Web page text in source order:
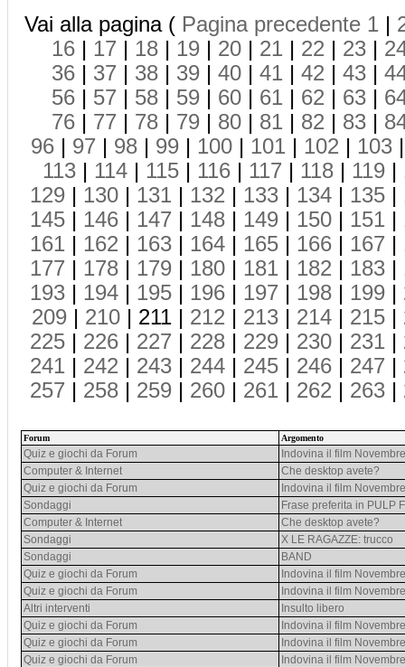
Vai alla pagina ( Pagina precedente 1 |
16 | 17 | 18 | 19 | 20 | 21 | 22 | 23 |
36 | 37 | 38 | 39 | 40 | 41 | 42 | 43 |
56 | 57 | 58 | 59 | 60 | 61 | 62 | 63 |
76 | 77 | 78 | 79 | 80 | 81 | 82 | 83 |
96 | 97 | 98 | 99 | 100 | 101 | 102 | 103
113 | 114 | 115 | 116 | 117 | 118 | 119 |
129 | 130 | 131 | 132 | 133 | 134 | 135 |
145 | 146 | 147 | 148 | 149 | 150 | 151 |
161 | 162 | 163 | 164 | 165 | 166 | 167 |
177 | 178 | 179 | 180 | 181 | 182 | 183 |
193 | 194 | 195 | 196 | 197 | 198 | 199 |
209 | 210 | 211 | 212 | 213 | 214 | 215 |
225 | 226 | 227 | 228 | 229 | 230 | 231 |
241 | 242 | 243 | 244 | 245 | 246 | 247 |
257 | 258 | 259 | 260 | 261 | 262 | 263 |
Forum Argomento
Quiz e giochi da Forum
Indovina il film
Computer & Internet
Che desktop avete?
Quiz e giochi da Forum
Indovina il film
Sondaggi
Frase preferita in PULP
Computer & Internet
Che desktop avete?
Sondaggi
X LE RAGAZZE: trucco
Sondaggi
BAND
Quiz e giochi da Forum
Indovina il film
Quiz e giochi da Forum
Indovina il film
Altri interventi
Insulto libero
Quiz e giochi da Forum
Indovina il film
Quiz e giochi da Forum
Indovina il film
Quiz e giochi da Forum
Indovina il film